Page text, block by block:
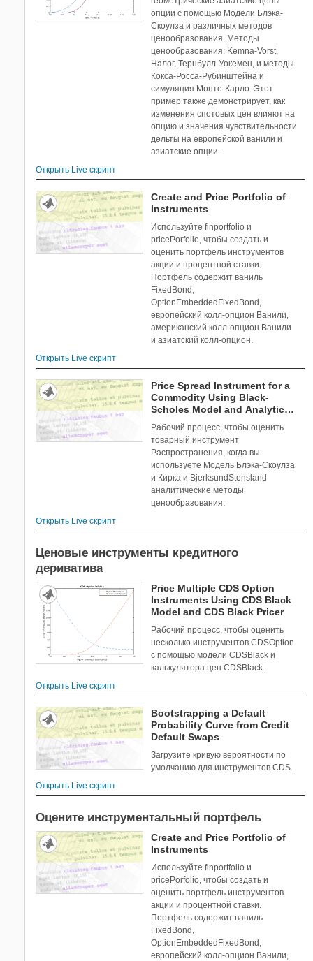
опции с помощью Модели Блэка-
Скоулза и различных методов
ценообразования. Методы
ценообразования: Kemna-Vorst,
Налог, Тернбулл-Уокемен, и методы
Кокса-Росса-Рубинштейна и
симуляция Монте-Карло. Этот
пример также демонстрирует, как
изменения спотовых цен влияют на
опцию и значения чувствительности
дельты на европейской ванили и
азиатские опции.
Открыть Live скрипт
Create and Price Portfolio of
Instruments
Используйте finportfolio и
pricePorfolio, чтобы создать и
оценить портфель инструментов
акции и процентной ставки.
Портфель содержит ваниль
FixedBond,
OptionEmbeddedFixedBond,
европейский колл-опцион Ванили,
американский колл-опцион Ванили
и азиатский колл-опцион.
Открыть Live скрипт
Price Spread Instrument for a
Commodity Using Black-
Scholes Model and Analytic
Pricers
Рабочий процесс, чтобы оценить
товарный инструмент
Распространения, когда вы
используете Модель Блэка-Скоулза
и Кирка и BjerksundStensland
аналитические методы
ценообразования.
Открыть Live скрипт
Ценовые инструменты кредитного
дериватива
Price Multiple CDS Option
Instruments Using CDS Black
Model and CDS Black Pricer
Рабочий процесс, чтобы оценить
несколько инструментов CDSOption
с помощью модели CDSBlack и
калькулятора цен CDSBlack.
Открыть Live скрипт
Bootstrapping a Default
Probability Curve from Credit
Default Swaps
Загрузите кривую вероятности по
умолчанию для инструментов CDS.
Открыть Live скрипт
Оцените инструментальный портфель
Create and Price Portfolio of
Instruments
Используйте finportfolio и
pricePorfolio, чтобы создать и
оценить портфель инструментов
акции и процентной ставки.
Портфель содержит ваниль
FixedBond,
OptionEmbeddedFixedBond,
европейский колл-опцион Ванили,